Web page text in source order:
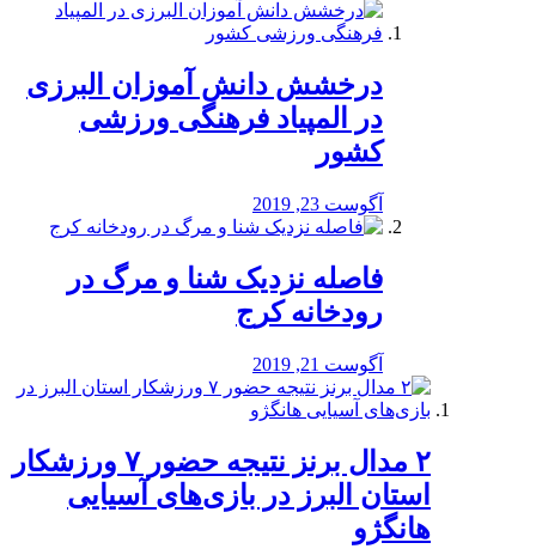
درخشش دانش آموزان البرزی
در المپیاد فرهنگی ورزشی
کشور
آگوست 23, 2019
️فاصله نزدیک شنا و مرگ در
رودخانه کرج
آگوست 21, 2019
۲ مدال برنز نتیجه حضور ۷ ورزشکار
استان البرز در بازی‌های آسیایی
هانگژو